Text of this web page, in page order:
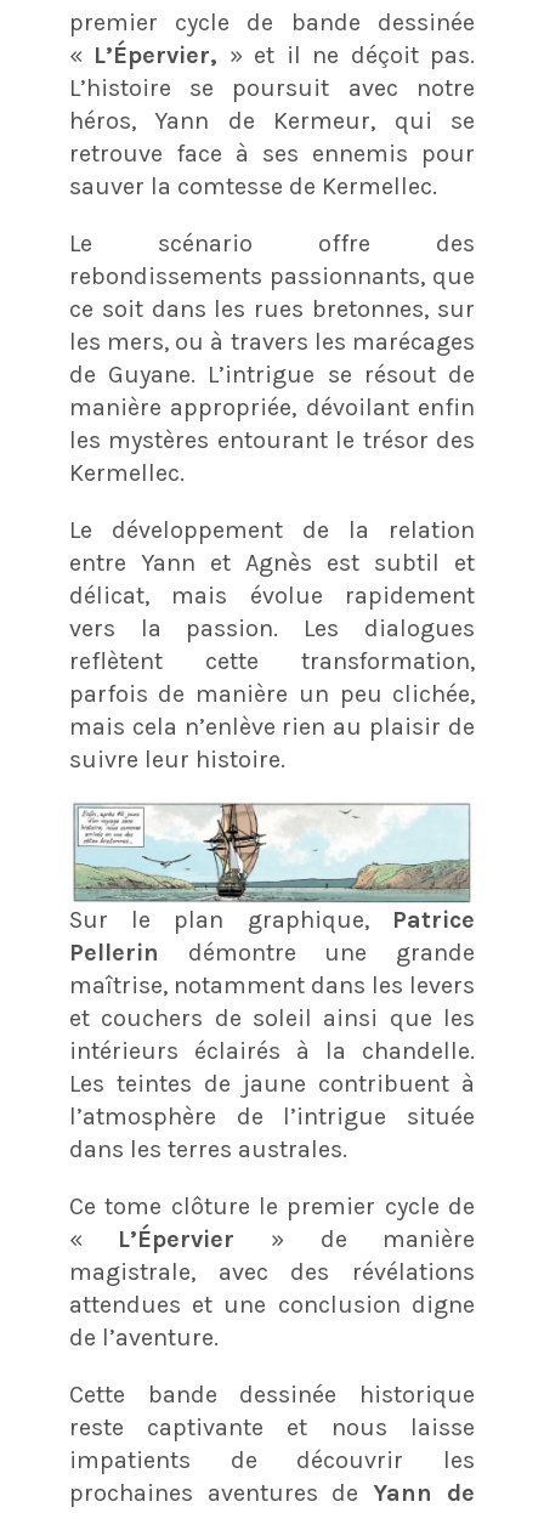
premier cycle de bande dessinée
« L’Épervier, » et il ne déçoit pas.
L’histoire se poursuit avec notre
héros, Yann de Kermeur, qui se
retrouve face à ses ennemis pour
sauver la comtesse de Kermellec.
Le scénario offre des
rebondissements passionnants, que
ce soit dans les rues bretonnes, sur
les mers, ou à travers les marécages
de Guyane. L’intrigue se résout de
manière appropriée, dévoilant enfin
les mystères entourant le trésor des
Kermellec.
Le développement de la relation
entre Yann et Agnès est subtil et
délicat, mais évolue rapidement
vers la passion. Les dialogues
reflètent cette transformation,
parfois de manière un peu clichée,
mais cela n’enlève rien au plaisir de
suivre leur histoire.
Sur le plan graphique, Patrice
Pellerin démontre une grande
maîtrise, notamment dans les levers
et couchers de soleil ainsi que les
intérieurs éclairés à la chandelle.
Les teintes de jaune contribuent à
l’atmosphère de l’intrigue située
dans les terres australes.
Ce tome clôture le premier cycle de
« L’Épervier » de manière
magistrale, avec des révélations
attendues et une conclusion digne
de l’aventure.
Cette bande dessinée historique
reste captivante et nous laisse
impatients de découvrir les
prochaines aventures deYann de